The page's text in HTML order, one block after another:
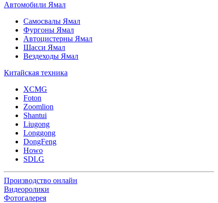
Автомобили Ямал
Самосвалы Ямал
Фургоны Ямал
Автоцистерны Ямал
Шасси Ямал
Вездеходы Ямал
Китайская техника
XCMG
Foton
Zoomlion
Shantui
Liugong
Longgong
DongFeng
Howo
SDLG
Производство онлайн
Видеоролики
Фотогалерея